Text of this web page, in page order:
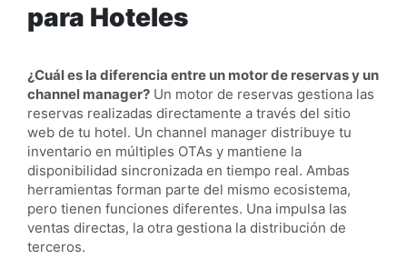
para Hoteles
¿Cuál es la diferencia entre un motor de reservas y un
channel manager? Un motor de reservas gestiona las
reservas realizadas directamente a través del sitio
web de tu hotel. Un channel manager distribuye tu
inventario en múltiples OTAs y mantiene la
disponibilidad sincronizada en tiempo real. Ambas
herramientas forman parte del mismo ecosistema,
pero tienen funciones diferentes. Una impulsa las
ventas directas, la otra gestiona la distribución de
terceros.